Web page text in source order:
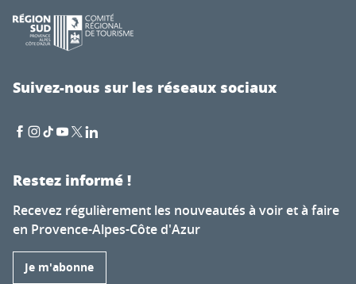
Suivez-nous sur les réseaux sociaux
Restez informé !
Recevez régulièrement les nouveautés à voir et à faire
en Provence-Alpes-Côte d'Azur
Je m'abonne